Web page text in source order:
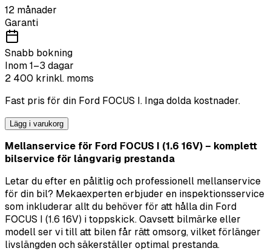
12 månader
Garanti
Snabb bokning
Inom 1–3 dagar
2 400 krinkl. moms
Fast pris för din Ford FOCUS I. Inga dolda kostnader.
Lägg i varukorg
Mellanservice för Ford FOCUS I (1.6 16V) – komplett
bilservice för långvarig prestanda
Letar du efter en pålitlig och professionell mellanservice
för din bil? Mekaexperten erbjuder en inspektionsservice
som inkluderar allt du behöver för att hålla din Ford
FOCUS I (1.6 16V) i toppskick. Oavsett bilmärke eller
modell ser vi till att bilen får rätt omsorg, vilket förlänger
livslängden och säkerställer optimal prestanda.